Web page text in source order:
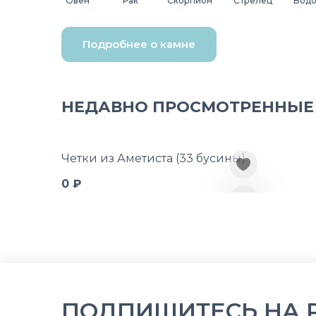
Подробнее о камне
НЕДАВНО ПРОСМОТРЕННЫЕ
Четки из Аметиста (33 бусины)
0 ₽